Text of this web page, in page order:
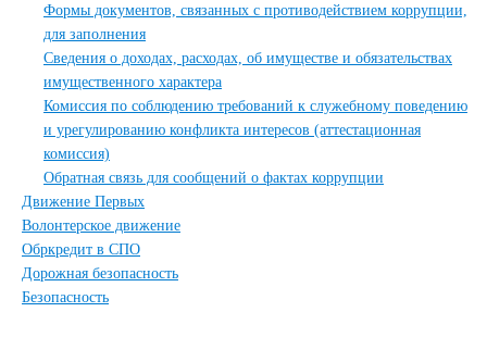
Формы документов, связанных с противодействием коррупции,
для заполнения
Сведения о доходах, расходах, об имуществе и обязательствах
имущественного характера
Комиссия по соблюдению требований к служебному поведению
и урегулированию конфликта интересов (аттестационная
комиссия)
Обратная связь для сообщений о фактах коррупции
Движение Первых
Волонтерское движение
Обркредит в СПО
Дорожная безопасность
Безопасность